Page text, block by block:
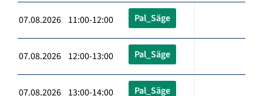
07.08.2026 11:00-12:00 Pal_Säge
07.08.2026 12:00-13:00 Pal_Säge
07.08.2026 13:00-14:00 Pal_Säge